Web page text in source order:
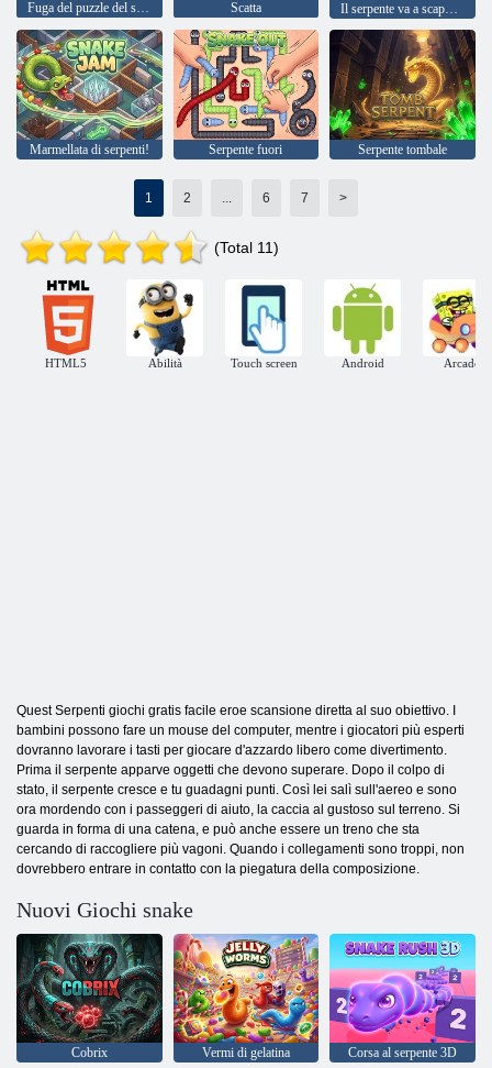
Scatta Il serpente va a scappare
Marmellata di serpenti! Serpente fuori Serpente tombale
1 2 6 7 >
(Total 11)
HTML5 Abilità Touch screen Android Arcade
Quest Serpenti giochi gratis facile eroe scansione diretta al suo obiettivo. I
bambini possono fare un mouse del computer, mentre i giocatori più esperti
dovranno lavorare i tasti per giocare d'azzardo libero come divertimento.
Prima il serpente apparve oggetti che devono superare. Dopo il colpo di
stato, il serpente cresce e tu guadagni punti. Così lei salì sull'aereo e sono
ora mordendo con i passeggeri di aiuto, la caccia al gustoso sul terreno. Si
guarda in forma di una catena, e può anche essere un treno che sta
cercando di raccogliere più vagoni. Quando i collegamenti sono troppi, non
dovrebbero entrare in contatto con la piegatura della composizione.
Nuovi Giochi snake
Cobrix Vermi di gelatina Corsa al serpente 3D